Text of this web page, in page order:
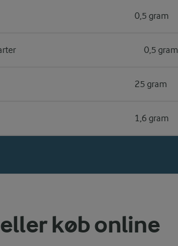
0,5 gram
0,5 gram
25 gram
1,6 gram
køb online